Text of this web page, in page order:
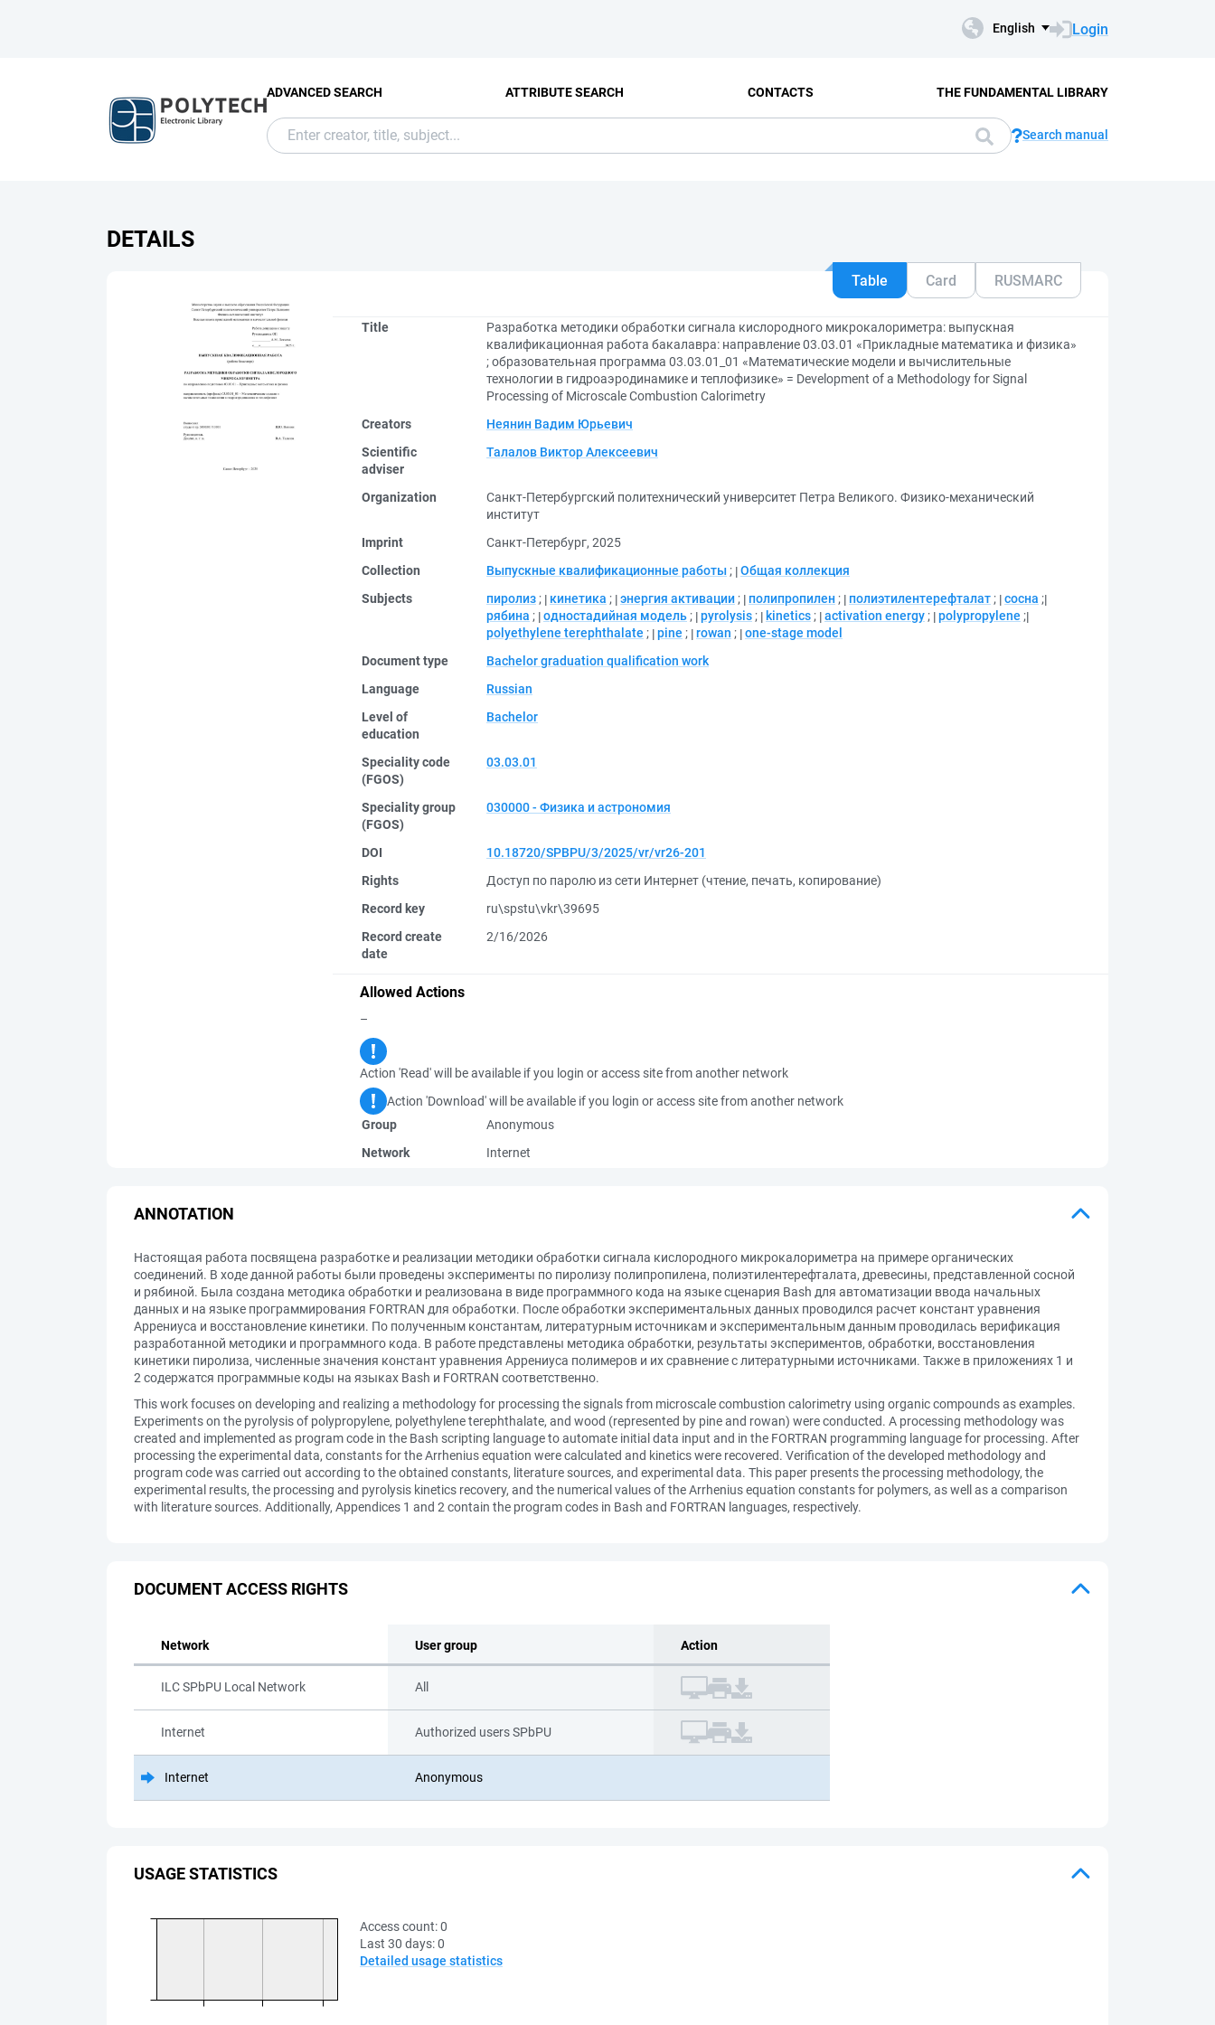
English Login
ADVANCED SEARCH ATTRIBUTE SEARCH CONTACTS THE FUNDAMENTAL LIBRARY
Search manual
DETAILS
Table Card RUSMARC
Title
Разработка методики обработки сигнала кислородного микрокалориметра: выпускная
квалификационная работа бакалавра: направление 03.03.01 «Прикладные математика и физика»
; образовательная программа 03.03.01_01 «Математические модели и вычислительные
технологии в гидроаэродинамике и теплофизике» = Development of a Methodology for Signal
Processing of Microscale Combustion Calorimetry
Creators
Неянин Вадим Юрьевич
Scientific
adviser
Талалов Виктор Алексеевич
Organization
Санкт-Петербургский политехнический университет Петра Великого. Физико-механический
институт
Imprint
Санкт-Петербург, 2025
Collection
Выпускные квалификационные работы ; Общая коллекция
Subjects
пиролиз ; кинетика ; энергия активации ; полипропилен ; полиэтилентерефталат ; сосна ;
рябина ; одностадийная модель ; pyrolysis ; kinetics ; activation energy ; polypropylene ;
polyethylene terephthalate ; pine ; rowan ; one-stage model
Document type
Bachelor graduation qualification work
Language
Russian
Level of
education
Bachelor
Speciality code
(FGOS)
03.03.01
Speciality group
(FGOS)
030000 - Физика и астрономия
DOI
10.18720/SPBPU/3/2025/vr/vr26-201
Rights
Доступ по паролю из сети Интернет (чтение, печать, копирование)
Record key
ru\spstu\vkr\39695
Record create
date
2/16/2026
Allowed Actions
–
Action 'Read' will be available if you login or access site from another network
Action 'Download' will be available if you login or access site from another network
Group
Anonymous
Network
Internet
ANNOTATION
Настоящая работа посвящена разработке и реализации методики обработки сигнала кислородного микрокалориметра на примере органических
соединений. В ходе данной работы были проведены эксперименты по пиролизу полипропилена, полиэтилентерефталата, древесины, представленной сосной
и рябиной. Была создана методика обработки и реализована в виде программного кода на языке сценария Bash для автоматизации ввода начальных
данных и на языке программирования FORTRAN для обработки. После обработки экспериментальных данных проводился расчет констант уравнения
Аррениуса и восстановление кинетики. По полученным константам, литературным источникам и экспериментальным данным проводилась верификация
разработанной методики и программного кода. В работе представлены методика обработки, результаты экспериментов, обработки, восстановления
кинетики пиролиза, численные значения констант уравнения Аррениуса полимеров и их сравнение с литературными источниками. Также в приложениях 1 и
2 содержатся программные коды на языках Bash и FORTRAN соответственно.
This work focuses on developing and realizing a methodology for processing the signals from microscale combustion calorimetry using organic compounds as examples.
Experiments on the pyrolysis of polypropylene, polyethylene terephthalate, and wood (represented by pine and rowan) were conducted. A processing methodology was
created and implemented as program code in the Bash scripting language to automate initial data input and in the FORTRAN programming language for processing. After
processing the experimental data, constants for the Arrhenius equation were calculated and kinetics were recovered. Verification of the developed methodology and
program code was carried out according to the obtained constants, literature sources, and experimental data. This paper presents the processing methodology, the
experimental results, the processing and pyrolysis kinetics recovery, and the numerical values of the Arrhenius equation constants for polymers, as well as a comparison
with literature sources. Additionally, Appendices 1 and 2 contain the program codes in Bash and FORTRAN languages, respectively.
DOCUMENT ACCESS RIGHTS
Network User group Action
ILC SPbPU Local Network All
Internet Authorized users SPbPU
Internet Anonymous
USAGE STATISTICS
Access count:0
Last 30 days:0
Detailed usage statistics